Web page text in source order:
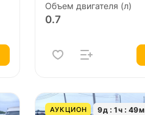
Объем двигателя (л)
0.7
АУКЦИОН 9д 1ч 49м